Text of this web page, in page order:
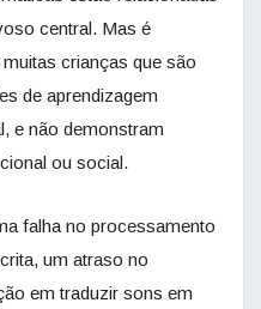
central. Mas é
crianças que são
de aprendizagem
e não demonstram
ou social.
falha no processamento
um atraso no
em traduzir sons em